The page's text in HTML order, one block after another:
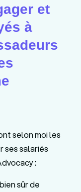
et
à
selon moi les
ses salariés
:
sûr de